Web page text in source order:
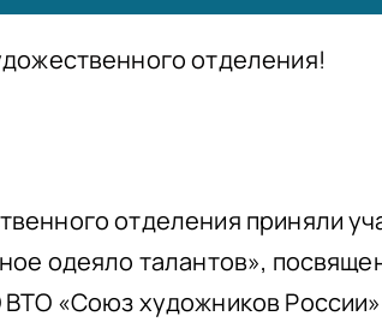
отделения!
отделения приняли
одеяло талантов»,
«Союз художников